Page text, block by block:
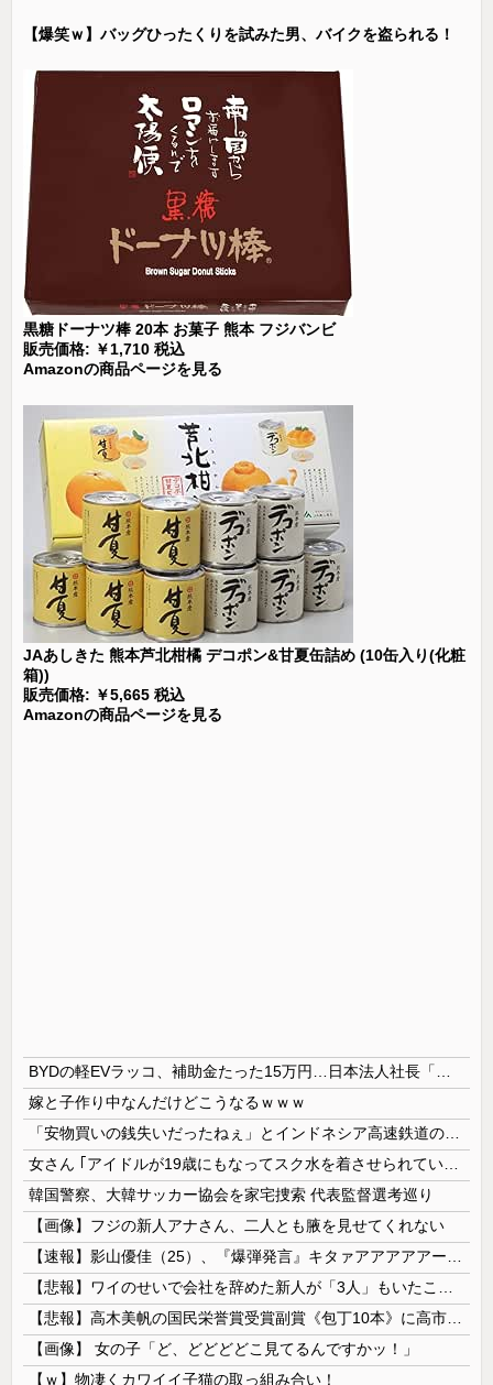
【爆笑ｗ】バッグひったくりを試みた男、バイクを盗られる！
黒糖ドーナツ棒 20本 お菓子 熊本 フジバンビ
販売価格: ￥1,710 税込
Amazonの商品ページを見る
JAあしきた 熊本芦北柑橘 デコポン&甘夏缶詰め (10缶入り(化粧
箱))
販売価格: ￥5,665 税込
Amazonの商品ページを見る
嫁と子作り中なんだけどこうなるｗｗｗ
韓国警察、大韓サッカー協会を家宅捜索 代表監督選考巡り
【画像】フジの新人アナさん、二人とも腋を見せてくれない
【画像】 女の子「ど、どどどどこ見てるんですかッ！」
【ｗ】物凄くカワイイ子猫の取っ組み合い！